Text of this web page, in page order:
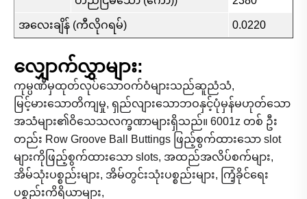
အလေးချိန် (ကီလိုဂရမ်) 0.0220
လျှောက်လွှာများ:
ကုမ္ပဏီမှထုတ်လုပ်သောဝက်ဝံများသည်ဆူညံသံ,
မြင့်မားသောတိကျမှု, ရှည်လျားသောဘဝနှင့်ပုံမှန်မဟုတ်သော
အသံများ၏ဝိသေသလက္ခဏာများရှိသည်။ 6001z တစ် ဦး
တည်း Row Groove Ball Buttings ဖြည့်စွက်ထားသော slot
များကိုဖြည့်စွက်ထားသော slots, အထည်အလိပ်စက်များ,
အိမ်သုံးပစ္စည်းများ, အိမ်တွင်းသုံးပစ္စည်းများ, ကြံ့ခိုင်ရေး
ပစ္စည်းကိရိယာများ,